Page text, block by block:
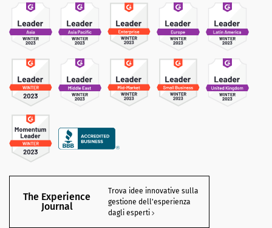
The Experience
Journal
Trova idee innovative sulla
gestione dell'esperienza
dagli esperti